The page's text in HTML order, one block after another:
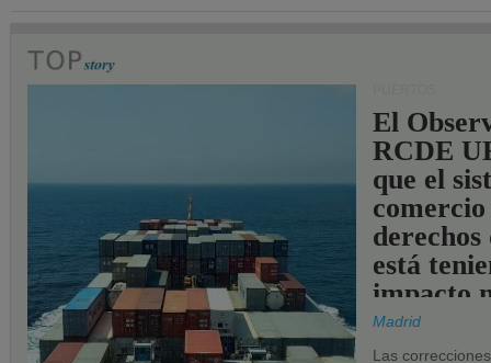
El
RCDE
que el
comercio
derechos
está
impacto
los
UE.
Madrid
Las